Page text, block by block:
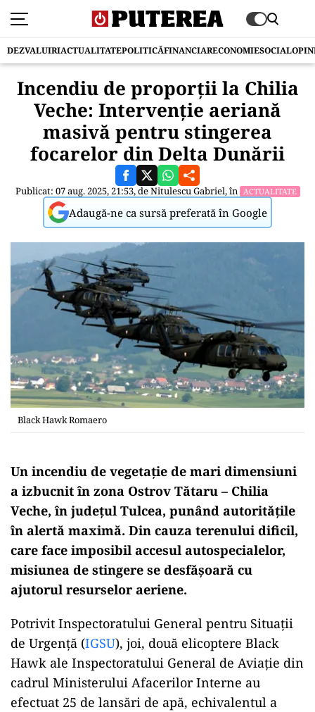
DEZVALUIRIACTUALITATEPOLITICĂFINANCIARECONOMIESOCIAL
Incendiu de proporții la Chilia
Veche: Intervenție aeriană
masivă pentru stingerea
focarelor din Delta Dunării
Publicat: 07 aug. 2025, 21:53, deNitulescu Gabriel, în ACTUALITATE
Adaugă-ne ca sursă preferată în Google
Black Hawk Romaero
Un incendiu de vegetație de mari dimensiuni
a izbucnit în zona Ostrov Tătaru – Chilia
Veche, în județul Tulcea, punând autoritățile
în alertă maximă. Din cauza terenului dificil,
care face imposibil accesul autospecialelor,
misiunea de stingere se desfășoară cu
ajutorul resurselor aeriene.
Potrivit Inspectoratului General pentru Situații
de Urgență (IGSU), joi, două elicoptere Black
Hawk ale Inspectoratului General de Aviație din
cadrul Ministerului Afacerilor Interne au
efectuat 25 de lansări de apă, echivalentul a